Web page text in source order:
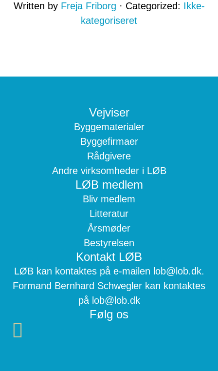
Written by Freja Friborg · Categorized: Ikke-
kategoriseret
Vejviser
Byggematerialer
Byggefirmaer
Rådgivere
Andre virksomheder i LØB
LØB medlem
Bliv medlem
Litteratur
Årsmøder
Bestyrelsen
Kontakt LØB
LØB kan kontaktes på e-mailen lob@lob.dk.
Formand Bernhard Schwegler kan kontaktes
på lob@lob.dk
Følg os